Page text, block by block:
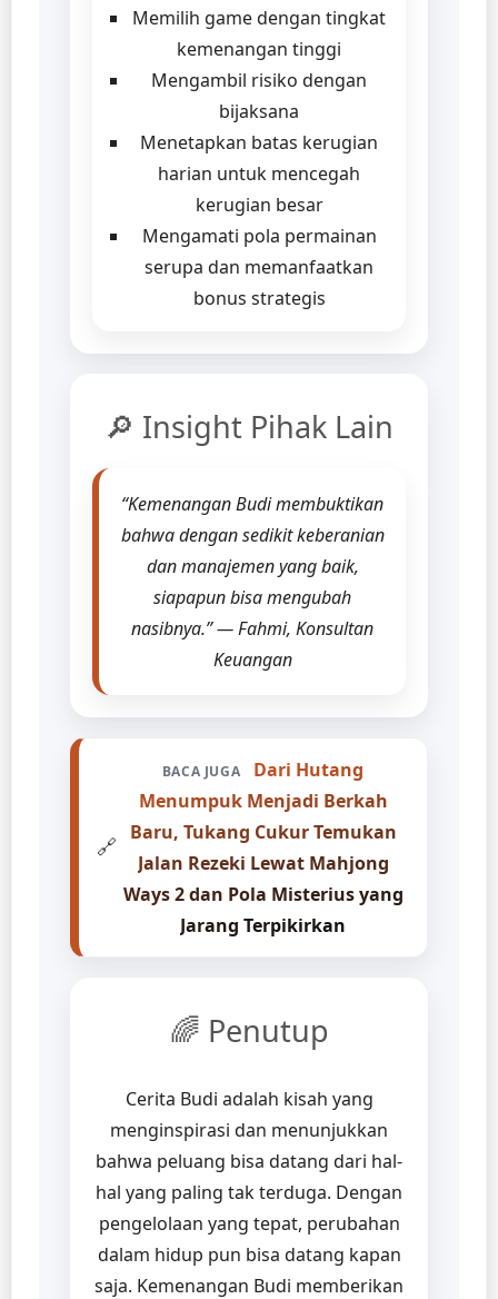
Memilih game dengan tingkat
kemenangan tinggi
Mengambil risiko dengan
bijaksana
Menetapkan batas kerugian
harian untuk mencegah
kerugian besar
Mengamati pola permainan
serupa dan memanfaatkan
bonus strategis
🔎 Insight Pihak Lain
“Kemenangan Budi membuktikan
bahwa dengan sedikit keberanian
dan manajemen yang baik,
siapapun bisa mengubah
nasibnya.” —Fahmi, Konsultan
Keuangan
🔗
BACA JUGA
Dari Hutang
Menumpuk Menjadi Berkah
Baru, Tukang Cukur Temukan
Jalan Rezeki Lewat Mahjong
Ways 2 dan Pola Misterius yang
Jarang Terpikirkan
🌈 Penutup
Cerita Budi adalah kisah yang
menginspirasi dan menunjukkan
bahwa peluang bisa datang dari hal-
hal yang paling tak terduga. Dengan
pengelolaan yang tepat, perubahan
dalam hidup pun bisa datang kapan
saja. Kemenangan Budi memberikan